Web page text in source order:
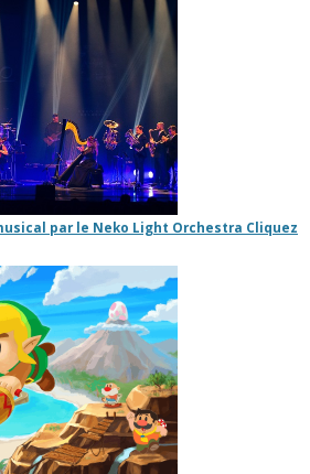
par le Neko Light Orchestra Cliquez